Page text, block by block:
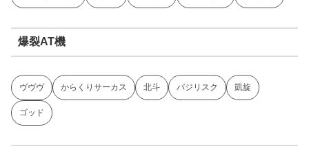
爆裂AT機
ヴヴヴ からくりサーカス 北斗 バジリスク 凱旋
ゴッド